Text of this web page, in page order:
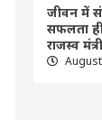
जीवन में
सफलता
राजस्व